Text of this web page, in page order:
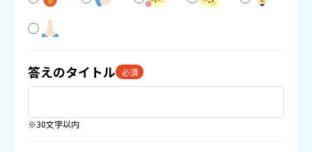
答えのタイトル 必須
※30文字以内